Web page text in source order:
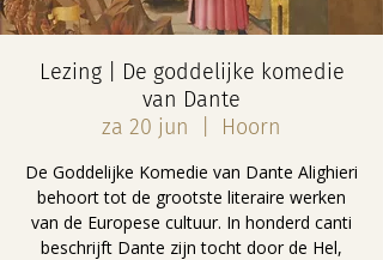
Lezing | De goddelijke komedie
van Dante
za 20 jun
Hoorn
De Goddelijke Komedie van Dante Alighieri
behoort tot de grootste literaire werken
van de Europese cultuur. In honderd canti
beschrijft Dante zijn tocht door de Hel,